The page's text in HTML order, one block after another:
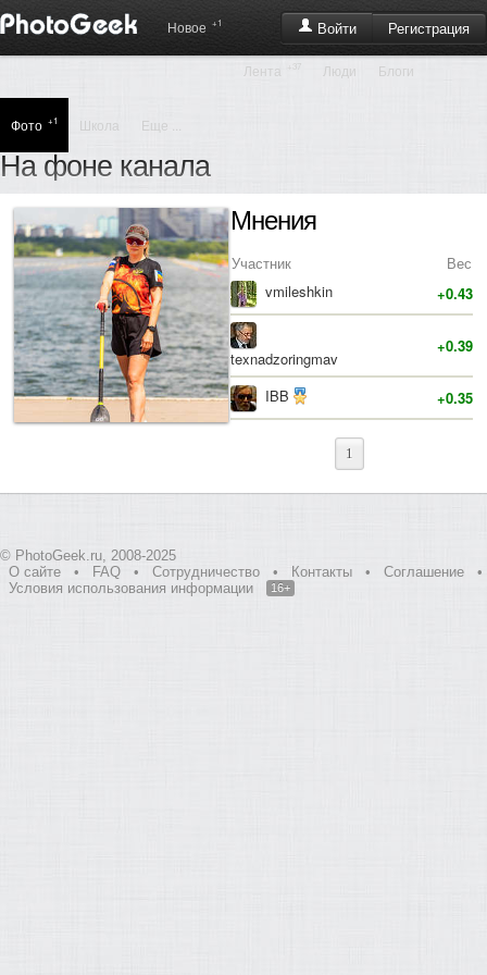
Войти Регистрация
Новое +1
Лента +37 Люди Блоги
Фото +1 Школа Еще ...
На фоне канала
Мнения
Участник
Вес
vmileshkin
+0.43
texnadzoringmav
+0.39
IBB +0.35
1
© PhotoGeek.ru, 2008-2025
О сайте
• FAQ • Сотрудничество • Контакты • Соглашение
•
Условия использования информации
16+